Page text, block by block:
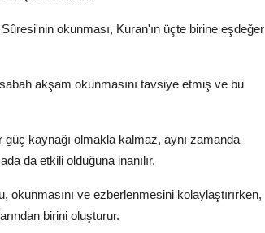
okunması, Kuran'ın üçte birine eşdeğer
akşam okunmasını tavsiye etmiş ve bu
kaynağı olmakla kalmaz, aynı zamanda
da etkili olduğuna inanılır.
okunmasını ve ezberlenmesini kolaylaştırırken,
birini oluşturur.